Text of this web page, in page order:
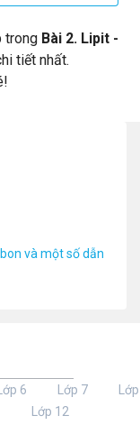
5,6 tức là : Để
trung hòa 10 g
trong Bài 2. Lipit -
tiết nhất.
và một số dẫn
Lớp 6 Lớp 7
Lớp
Lớp 12